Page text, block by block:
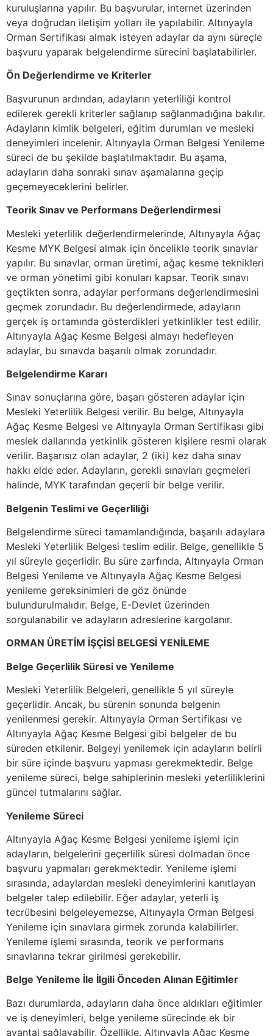
kuruluşlarına yapılır. Bu başvurular, internet üzerinden
veya doğrudan iletişim yolları ile yapılabilir. Altınyayla
Orman Sertifikası almak isteyen adaylar da aynı süreçle
başvuru yaparak belgelendirme sürecini başlatabilirler.
Ön Değerlendirme ve Kriterler
Başvurunun ardından, adayların yeterliliği kontrol
edilerek gerekli kriterler sağlanıp sağlanmadığına bakılır.
Adayların kimlik belgeleri, eğitim durumları ve mesleki
deneyimleri incelenir. Altınyayla Orman Belgesi Yenileme
süreci de bu şekilde başlatılmaktadır. Bu aşama,
adayların daha sonraki sınav aşamalarına geçip
geçemeyeceklerini belirler.
Teorik Sınav ve Performans Değerlendirmesi
Mesleki yeterlilik değerlendirmelerinde, Altınyayla Ağaç
Kesme MYK Belgesi almak için öncelikle teorik sınavlar
yapılır. Bu sınavlar, orman üretimi, ağaç kesme teknikleri
ve orman yönetimi gibi konuları kapsar. Teorik sınavı
geçtikten sonra, adaylar performans değerlendirmesini
geçmek zorundadır. Bu değerlendirmede, adayların
gerçek iş ortamında gösterdikleri yetkinlikler test edilir.
Altınyayla Ağaç Kesme Belgesi almayı hedefleyen
adaylar, bu sınavda başarılı olmak zorundadır.
Belgelendirme Kararı
Sınav sonuçlarına göre, başarı gösteren adaylar için
Mesleki Yeterlilik Belgesi verilir. Bu belge, Altınyayla
Ağaç Kesme Belgesi ve Altınyayla Orman Sertifikası gibi
meslek dallarında yetkinlik gösteren kişilere resmi olarak
verilir. Başarısız olan adaylar, 2 (iki) kez daha sınav
hakkı elde eder. Adayların, gerekli sınavları geçmeleri
halinde, MYK tarafından geçerli bir belge verilir.
Belgenin Teslimi ve Geçerliliği
Belgelendirme süreci tamamlandığında, başarılı adaylara
Mesleki Yeterlilik Belgesi teslim edilir. Belge, genellikle 5
yıl süreyle geçerlidir. Bu süre zarfında, Altınyayla Orman
Belgesi Yenileme ve Altınyayla Ağaç Kesme Belgesi
yenileme gereksinimleri de göz önünde
bulundurulmalıdır. Belge, E-Devlet üzerinden
sorgulanabilir ve adayların adreslerine kargolanır.
ORMAN ÜRETİM İŞÇİSİ BELGESİ YENİLEME
Belge Geçerlilik Süresi ve Yenileme
Mesleki Yeterlilik Belgeleri, genellikle 5 yıl süreyle
geçerlidir. Ancak, bu sürenin sonunda belgenin
yenilenmesi gerekir. Altınyayla Orman Sertifikası ve
Altınyayla Ağaç Kesme Belgesi gibi belgeler de bu
süreden etkilenir. Belgeyi yenilemek için adayların belirli
bir süre içinde başvuru yapması gerekmektedir. Belge
yenileme süreci, belge sahiplerinin mesleki yeterliliklerini
güncel tutmalarını sağlar.
Yenileme Süreci
Altınyayla Ağaç Kesme Belgesi yenileme işlemi için
adayların, belgelerini geçerlilik süresi dolmadan önce
başvuru yapmaları gerekmektedir. Yenileme işlemi
sırasında, adaylardan mesleki deneyimlerini kanıtlayan
belgeler talep edilebilir. Eğer adaylar, yeterli iş
tecrübesini belgeleyemezse, Altınyayla Orman Belgesi
Yenileme için sınavlara girmek zorunda kalabilirler.
Yenileme işlemi sırasında, teorik ve performans
sınavlarına tekrar girilmesi gerekebilir.
Belge Yenileme İle İlgili Önceden Alınan Eğitimler
Bazı durumlarda, adayların daha önce aldıkları eğitimler
ve iş deneyimleri, belge yenileme sürecinde ek bir
avantaj sağlayabilir. Özellikle, Altınyayla Ağaç Kesme